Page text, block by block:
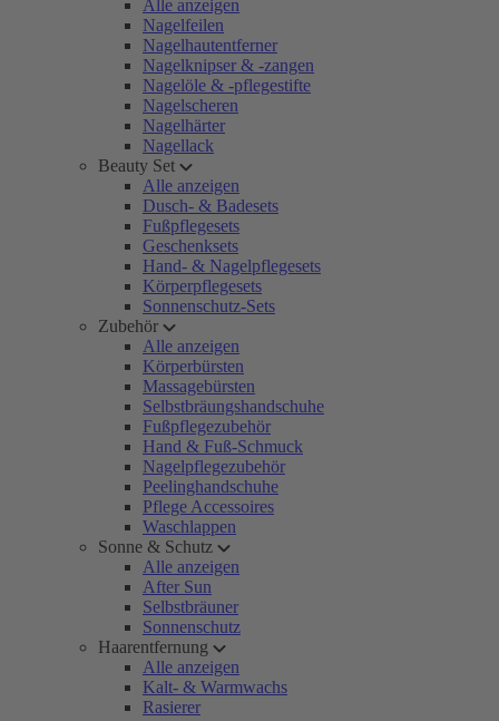
Alle anzeigen
Nagelfeilen
Nagelhautentferner
Nagelknipser & -zangen
Nagelöle & -pflegestifte
Nagelscheren
Nagelhärter
Nagellack
Beauty Set
Alle anzeigen
Dusch- & Badesets
Fußpflegesets
Geschenksets
Hand- & Nagelpflegesets
Körperpflegesets
Sonnenschutz-Sets
Zubehör
Alle anzeigen
Körperbürsten
Massagebürsten
Selbstbräungshandschuhe
Fußpflegezubehör
Hand & Fuß-Schmuck
Nagelpflegezubehör
Peelinghandschuhe
Pflege Accessoires
Waschlappen
Sonne & Schutz
Alle anzeigen
After Sun
Selbstbräuner
Sonnenschutz
Haarentfernung
Alle anzeigen
Kalt- & Warmwachs
Rasierer